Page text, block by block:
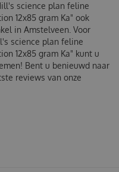
science plan feline
12x85 gram Ka" ook
in Amstelveen. Voor
science plan feline
12x85 gram Ka" kunt u
Bent u benieuwd naar
reviews van onze